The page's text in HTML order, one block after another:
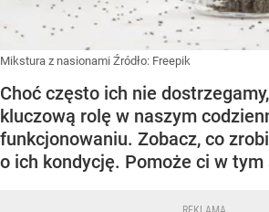
Mikstura z nasionami Źródło: Freepik
Choć często ich nie
kluczową rolę w naszym
funkcjonowaniu. Zobacz, co
o ich kondycję. Pomoże ci w